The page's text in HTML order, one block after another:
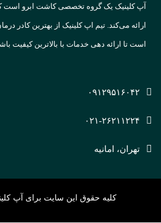
آپ کلینیک یک گروه تخصصی کاشت ابرو است
ارائه می‌کند. تیم اپ کلینیک از بهترین کادر
است تا ارائه دهی خدمات با بالاترین کیفیت
۰۹۱۲۹۵۱۶۰۴۲
۰۲۱-۲۶۲۱۱۲۲۴
تهران، امانیه
کلیه حقوق این سایت برای آپ